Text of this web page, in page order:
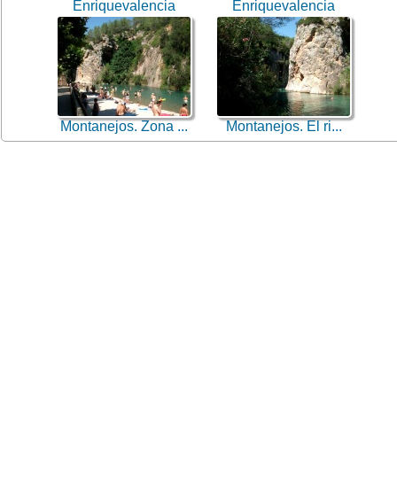
Enriquevalencia
Montanejos. Zona ...
Enriquevalencia
Montanejos. El ri...